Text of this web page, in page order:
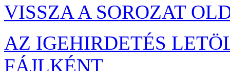
VISSZA A SOROZAT
AZ IGEHIRDETÉS
FÁJLKÉNT